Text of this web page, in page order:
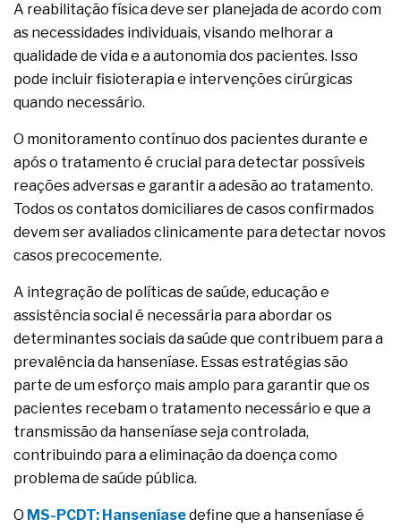
A reabilitação física deve ser planejada de acordo com
as necessidades individuais, visando melhorar a
qualidade de vida e a autonomia dos pacientes. Isso
pode incluir fisioterapia e intervenções cirúrgicas
quando necessário.
O monitoramento contínuo dos pacientes durante e
após o tratamento é crucial para detectar possíveis
reações adversas e garantir a adesão ao tratamento.
Todos os contatos domiciliares de casos confirmados
devem ser avaliados clinicamente para detectar novos
casos precocemente.
A integração de políticas de saúde, educação e
assistência social é necessária para abordar os
determinantes sociais da saúde que contribuem para a
prevalência da hanseníase. Essas estratégias são
parte de um esforço mais amplo para garantir que os
pacientes recebam o tratamento necessário e que a
transmissão da hanseníase seja controlada,
contribuindo para a eliminação da doença como
problema de saúde pública.
O MS-PCDT: Hanseníasedefine que a hanseníase é